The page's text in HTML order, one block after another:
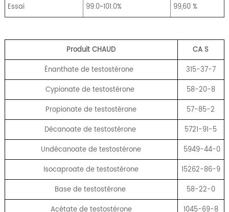
Essai 99.0~101.0% 99,60 %
Produit CHAUD CAS
Énanthate de testostérone
315-37-7
Cypionate de testostérone
58-20-8
Propionate de testostérone
57-85-2
Décanoate de testostérone
5721-91-5
Undécanoate de testostérone
5949-44-0
Isocaproate de testostérone
15262-86-9
Base de testostérone
58-22-0
Acétate de testostérone
1045-69-8